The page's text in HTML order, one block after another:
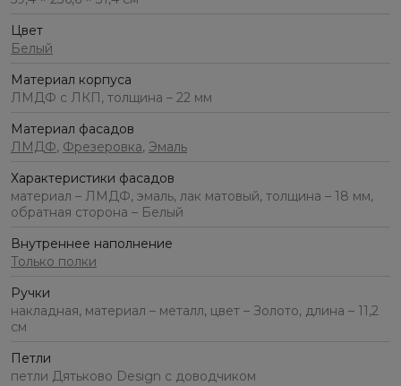
Цвет
Белый
Материал корпуса
ЛМДФ с ЛКП, толщина – 22 мм
Материал фасадов
ЛМДФ, Фрезеровка, Эмаль
Характеристики фасадов
материал – ЛМДФ, эмаль, лак матовый, толщина – 18 мм,
обратная сторона – Белый
Внутреннее наполнение
Только полки
Ручки
накладная, материал – металл, цвет – Золото, длина – 11,2
см
Петли
петли Дятьково Design с доводчиком